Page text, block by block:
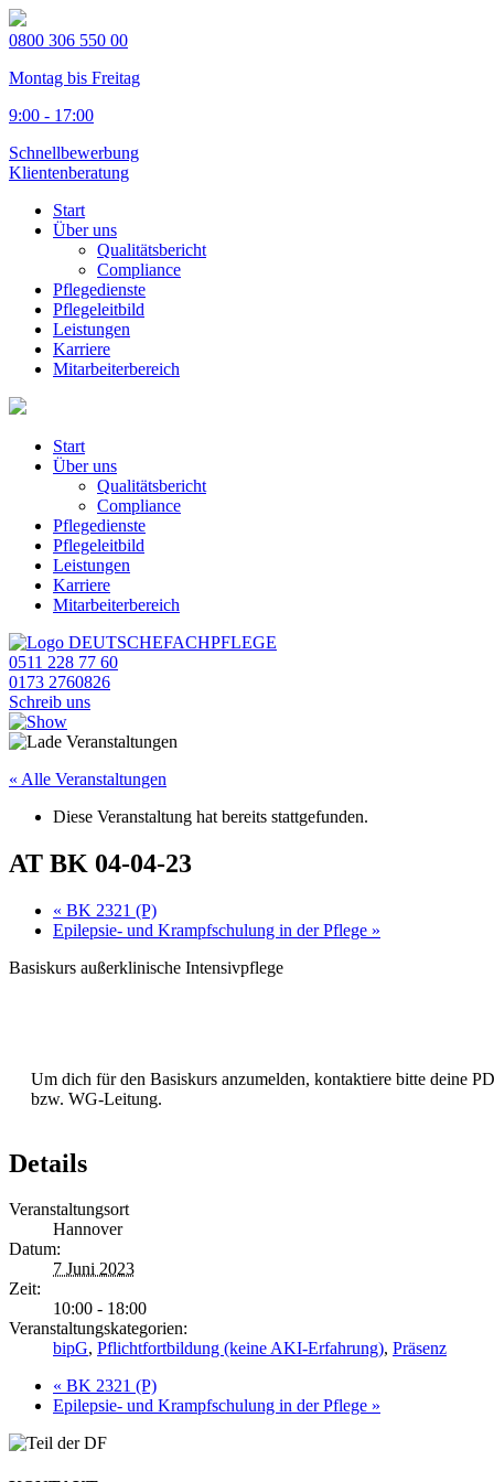
0800 306 550 00
Montag bis Freitag
9:00 - 17:00
Schnellbewerbung
Klientenberatung
Start
Über uns
Qualitätsbericht
Compliance
Pflegedienste
Pflegeleitbild
Leistungen
Karriere
Mitarbeiterbereich
Start
Über uns
Qualitätsbericht
Compliance
Pflegedienste
Pflegeleitbild
Leistungen
Karriere
Mitarbeiterbereich
0511 228 77 60
0173 2760826
Schreib uns
« Alle Veranstaltungen
Diese Veranstaltung hat bereits stattgefunden.
AT BK 04-04-23
« BK 2321 (P)
Epilepsie- und Krampfschulung in der Pflege »
Basiskurs außerklinische Intensivpflege
Um dich für den Basiskurs anzumelden, kontaktiere bitte deine
bzw. WG-Leitung.
Details
Veranstaltungsort
Hannover
Datum:
7 Juni 2023
Zeit:
10:00 - 18:00
Veranstaltungskategorien:
bipG, Pflichtfortbildung (keine AKI-Erfahrung), Präsenz
« BK 2321 (P)
Epilepsie- und Krampfschulung in der Pflege »